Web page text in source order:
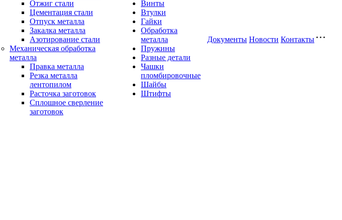
Отжиг стали
Цементация стали
Отпуск металла
Закалка металла
Азотирование стали
Механическая обработка
металла
Правка металла
Резка металла
лентопилом
Расточка заготовок
Сплошное сверление
заготовок
Винты
Втулки
Гайки
Обработка
металла
Пружины
Разные детали
Чашки
пломбировочные
Шайбы
Штифты
Документы Новости Контакты